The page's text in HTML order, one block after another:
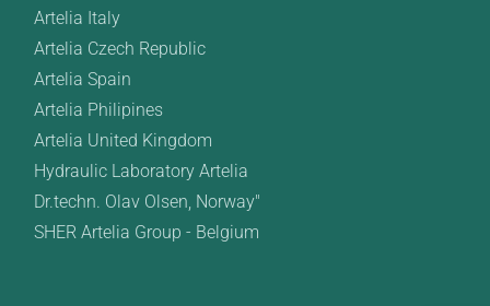
Artelia Italy
Artelia Czech Republic
Artelia Spain
Artelia Philipines
Artelia United Kingdom
Hydraulic Laboratory Artelia
Dr.techn. Olav Olsen, Norway"
SHER Artelia Group - Belgium